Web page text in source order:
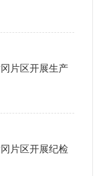
片区开展生产
片区开展纪检